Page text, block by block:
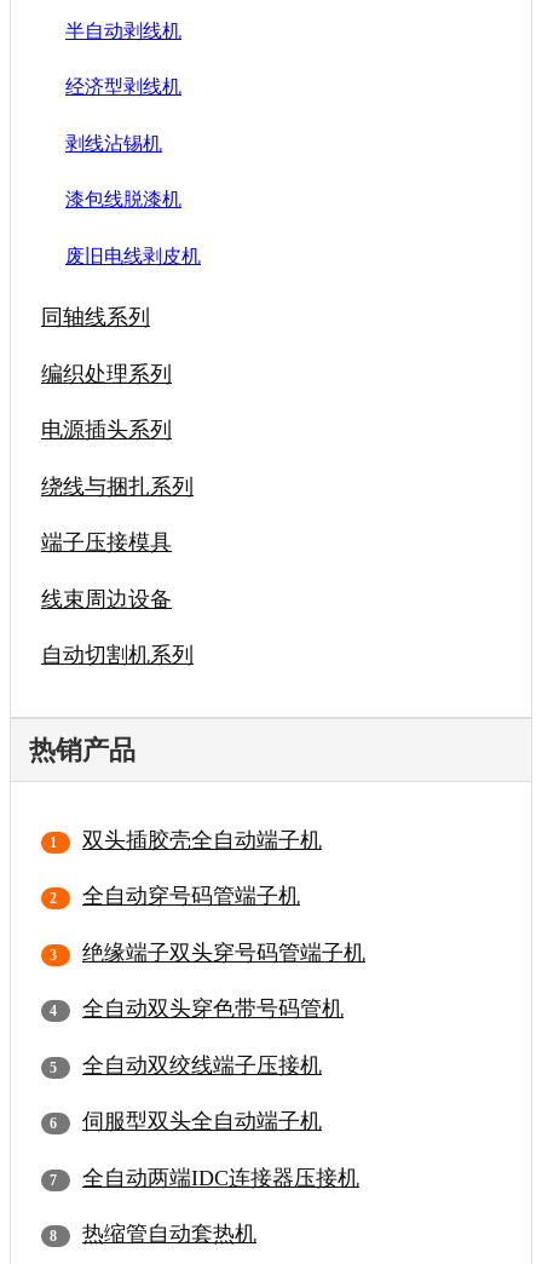
半自动剥线机
经济型剥线机
剥线沾锡机
漆包线脱漆机
废旧电线剥皮机
同轴线系列
编织处理系列
电源插头系列
绕线与捆扎系列
端子压接模具
线束周边设备
自动切割机系列
热销产品
双头插胶壳全自动端子机
全自动穿号码管端子机
绝缘端子双头穿号码管端子机
全自动双头穿色带号码管机
全自动双绞线端子压接机
伺服型双头全自动端子机
全自动两端IDC连接器压接机
热缩管自动套热机